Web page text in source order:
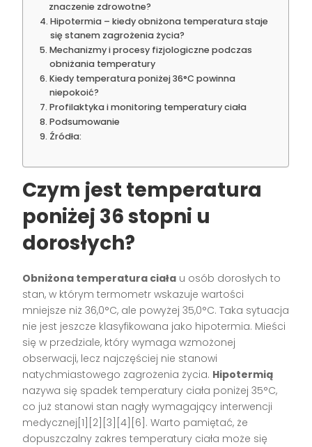
znaczenie zdrowotne?
Hipotermia – kiedy obniżona temperatura staje
się stanem zagrożenia życia?
Mechanizmy i procesy fizjologiczne podczas
obniżania temperatury
Kiedy temperatura poniżej 36°C powinna
niepokoić?
Profilaktyka i monitoring temperatury ciała
Podsumowanie
Źródła:
Czym jest temperatura
poniżej 36 stopni u
dorosłych?
Obniżona temperatura ciała u osób dorosłych to
stan, w którym termometr wskazuje wartości
mniejsze niż 36,0°C, ale powyżej 35,0°C. Taka sytuacja
nie jest jeszcze klasyfikowana jako hipotermia. Mieści
się w przedziale, który wymaga wzmożonej
obserwacji, lecz najczęściej nie stanowi
natychmiastowego zagrożenia życia. Hipotermią
nazywa się spadek temperatury ciała poniżej 35°C,
co już stanowi stan nagły wymagający interwencji
medycznej[1][2][3][4][6]. Warto pamiętać, że
dopuszczalny zakres temperatury ciała może się